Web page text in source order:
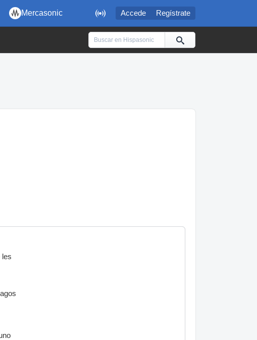
 Accede Regístrate
Mercasonic
les